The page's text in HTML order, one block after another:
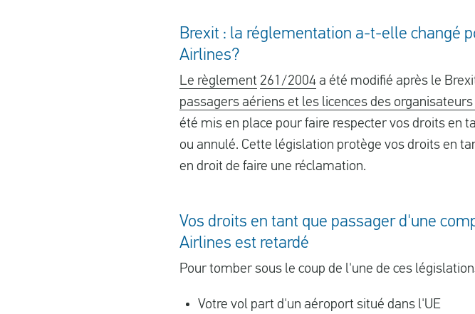
Brexit : la réglementation a-t-elle changé
Airlines?
Le règlement 261/2004 a été modifié après le
passagers aériens et les licences des
été mis en place pour faire respecter vos droits en
ou annulé. Cette législation protège vos droits en
en droit de faire une réclamation.
Vos droits en tant que passager d'une
Airlines est retardé
Pour tomber sous le coup de l'une de ces
Votre vol part d'un aéroport situé dans l'UE